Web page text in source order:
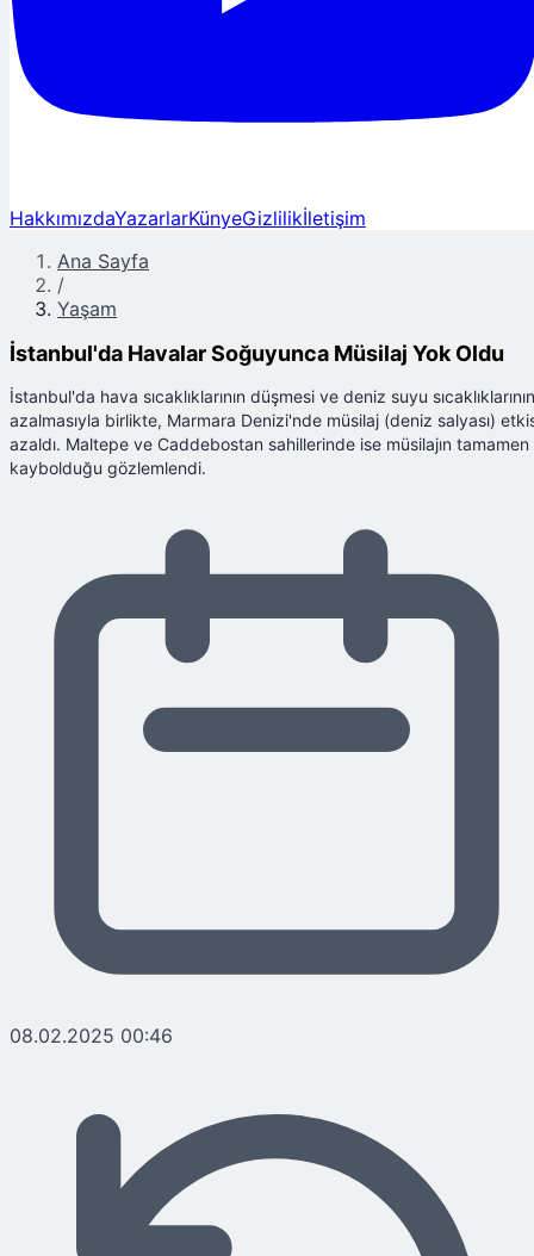
HakkımızdaYazarlarKünyeGizlilikİletişim
Ana Sayfa
/
Yaşam
İstanbul'da Havalar Soğuyunca Müsilaj Yok Oldu
İstanbul'da hava sıcaklıklarının düşmesi ve deniz suyu sıcaklıklarının
azalmasıyla birlikte, Marmara Denizi'nde müsilaj (deniz salyası)
azaldı. Maltepe ve Caddebostan sahillerinde ise müsilajın tamamen
kaybolduğu gözlemlendi.
08.02.2025 00:46